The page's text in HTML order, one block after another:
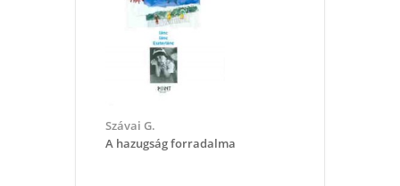
Szávai G.
A hazugság forradalma